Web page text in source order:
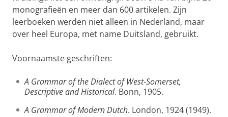
monografieën en meer dan 600 artikelen. Zijn
leerboeken werden niet alleen in Nederland, maar
over heel Europa, met name Duitsland, gebruikt.
Voornaamste geschriften:
A Grammar of the Dialect of West-Somerset,
Descriptive and Historical. Bonn, 1905.
A Grammar of Modern Dutch. London, 1924 (1949).